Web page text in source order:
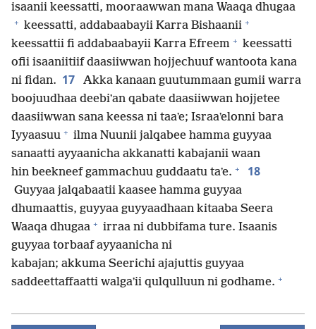
isaanii keessatti, mooraawwan mana Waaqa dhugaa
+ keessatti, addabaabayii Karra Bishaanii +
keessattii fi addabaabayii Karra Efreem + keessatti
ofii isaaniitiif daasiiwwan hojjechuuf wantoota kana
ni fidan. 17
Akka kanaan guutummaan gumii warra
boojuudhaa deebiʼan qabate daasiiwwan hojjetee
daasiiwwan sana keessa ni taaʼe; Israaʼelonni bara
Iyyaasuu + ilma Nuunii jalqabee hamma guyyaa
sanaatti ayyaanicha akkanatti kabajanii waan
hin beekneef gammachuu guddaatu taʼe. + 18
Guyyaa jalqabaatii kaasee hamma guyyaa
dhumaattis, guyyaa guyyaadhaan kitaaba Seera
Waaqa dhugaa + irraa ni dubbifama ture. Isaanis
guyyaa torbaaf ayyaanicha ni
kabajan; akkuma Seerichi ajajuttis guyyaa
saddeettaffaatti walgaʼii qulqulluun ni godhame. +